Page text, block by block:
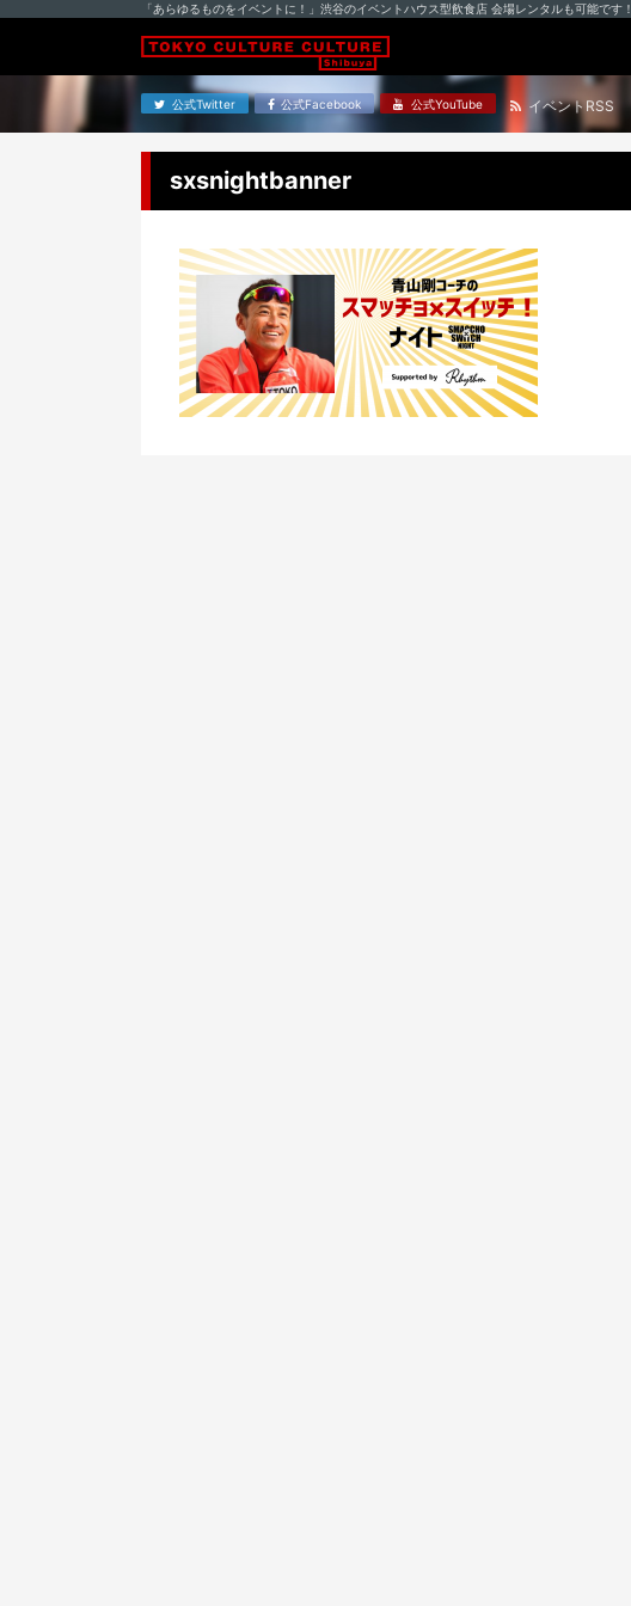
「あらゆるものをイベントに！」渋谷のイベントハウス型飲食店 会場レンタルも可能です！
公式Twitter 公式Facebook 公式YouTube イベントRSS
sxsnightbanner